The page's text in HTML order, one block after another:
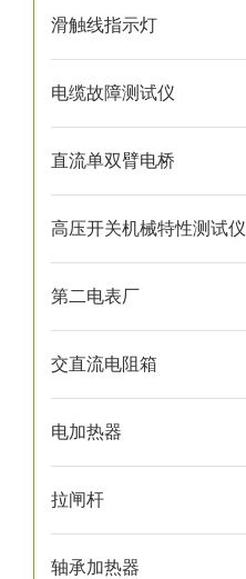
滑触线指示灯
电缆故障测试仪
直流单双臂电桥
高压开关机械特性测试仪
第二电表厂
交直流电阻箱
电加热器
拉闸杆
轴承加热器